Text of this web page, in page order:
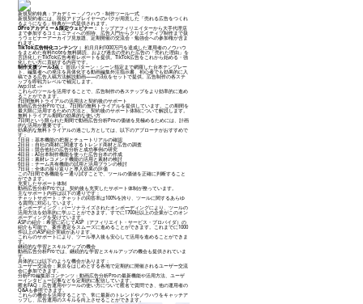
新規契約特典：アカデミー・ノウハウ・制作ツール一式
新規契約者には、現役アドプレイヤーのパクが用意した「売れる広告をつくれ
るようになる」特典が一式提供されます。
DProアカデミー＆限定ウェビナー：トップアフィリエイターから大手代理店
まで参加するコミュニティへの招待、広告入門からクリエイティブ制作まで扱
うウェビナーアーカイブ見放題、定期開催の交流会・勉強会への参加権が含ま
れます。
TikTok広告特化コンテンツ： 初月月利1000万円を達成した運用者のノウハウ
をまとめた有料noteを無料購読、および過去の売れた広告の「売れた理由」を
言語化したTikTok広告考察レポートを提供。TikTok広告をこれから始める・強
化したい方に直結する内容です。
制作支援ツール3点：冒頭パターン・シーン指定まで網羅した台本テンプレー
ト、編集者への発注を具体化する動画編集外注指示書、初心者でも効果的に入
稿できる広告入稿方法解説動画——の3点をセットで提供。広告制作の各ステ
ップを即戦力レベルで補完します。
/wp:list –>
これらのツールを活用することで、広告制作の各ステップをより効率的に進め
ることができます。
7日間無料トライアルの活用法と契約後のサポート
動画広告分析Proでは、7日間の無料トライアルを提供しています。この期間を
最大限に活用するための方法と、契約後のサポート体制について解説します。
無料トライアル期間の効果的な使い方
7日間という限られた期間で動画広告分析Proの価値を見極めるためには、計画
的な活用が重要です。
効果的な無料トライアルの過ごし方としては、以下のアプローチがおすすめで
す：
1日目：基本機能の把握とチュートリアルの確認
2日目：自社の商材に関連するトレンド商材と広告の調査
3日目：競合他社の広告分析と成功事例の研究
4日目：AI台本制作機能を使った広告台本の作成
5日目：素材レコメンド機能の活用と素材の検討
6日目：チーム共有機能の試用と活用プランの検討
7日目：全体の振り返りと導入効果の評価
この7日間で各機能を一通り試すことで、ツールの価値を正確に判断すること
ができます。
充実したサポート体制
動画広告分析Proでは、契約後も充実したサポート体制が整っています。
主なサポート内容は以下の通りです：
チャットサポート：チャットの回答率は100%を誇り、ツールに関するあらゆ
る質問に対応しています。
オンボーディング：パーソナライズされたオンボーディングにより、ツールの
活用方法を効率的に学ぶことができます。すでに1700社以上の企業がこのオン
ボーディングを受けています。
ASPの紹介：希望に応じてASP（アフィリエイト・サービス・プロバイダ）の
紹介も可能で、案件選定をスムーズに進めることができます。これまでに1000
件以上のASP紹介実績があります。
これらのサポートにより、ツール導入後も安心して活用を進めることができま
す。
継続的な学習とスキルアップの機会
動画広告分析Proでは、継続的な学習とスキルアップの機会も提供されていま
す。
具体的には以下のような機会があります：
ユーザー交流会：東京をはじめとする各地で定期的に開催されるユーザー交流
会に参加できます。
分析Pro編集部コンテンツ：動画広告分析Proの最新機能や活用方法、ユーザ
ーインタビュー記事などを定期的に配信しています。
匿名FAQ：広告運用やツールの使い方について匿名で質問でき、他の運用者の
Q&Aも参照できます。
これらの機会を活用することで、常に最新のトレンドやノウハウをキャッチア
ップし、広告運用のスキルを向上させることができます。